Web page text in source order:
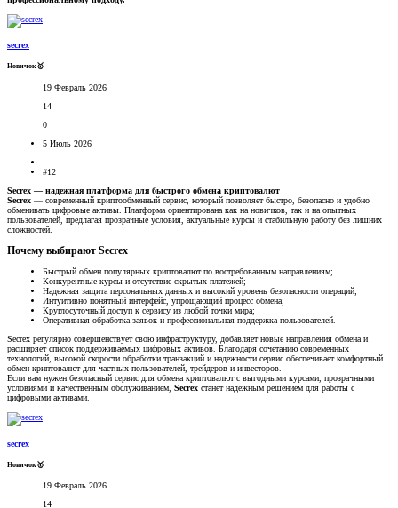
secrex
Новичок🥇
19 Февраль 2026
14
0
5 Июль 2026
#12
Secrex — надежная платформа для быстрого обмена криптовалют
Secrex — современный криптообменный сервис, который позволяет быстро, безопасно и удобно
обменивать цифровые активы. Платформа ориентирована как на новичков, так и на опытных
пользователей, предлагая прозрачные условия, актуальные курсы и стабильную работу без лишних
сложностей.
Почему выбирают Secrex​
Быстрый обмен популярных криптовалют по востребованным направлениям;
Конкурентные курсы и отсутствие скрытых платежей;
Надежная защита персональных данных и высокий уровень безопасности операций;
Интуитивно понятный интерфейс, упрощающий процесс обмена;
Круглосуточный доступ к сервису из любой точки мира;
Оперативная обработка заявок и профессиональная поддержка пользователей.
Secrex регулярно совершенствует свою инфраструктуру, добавляет новые направления обмена и
расширяет список поддерживаемых цифровых активов. Благодаря сочетанию современных
технологий, высокой скорости обработки транзакций и надежности сервис обеспечивает комфортный
обмен криптовалют для частных пользователей, трейдеров и инвесторов.
Если вам нужен безопасный сервис для обмена криптовалют с выгодными курсами, прозрачными
условиями и качественным обслуживанием, Secrex станет надежным решением для работы с
цифровыми активами.
secrex
Новичок🥇
19 Февраль 2026
14